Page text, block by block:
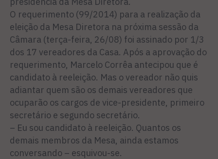
O requerimento (99/2014) para a realização da
eleição da Mesa Diretora na próxima sessão da
Câmara (terça-feira, 26/08) foi assinado por 1/3
dos 17 vereadores da Casa. Após a aprovação do
requerimento, Marcelo Corrêa antecipou que é
candidato à reeleição. Mas o vereador não quis
adiantar quem são os demais vereadores que
ocuparão os cargos de vice-presidente, primeiro
secretário e segundo secretário.
– Eu sou candidato à reeleição. Quantos os
demais membros da Mesa, ainda estamos
conversando – esquivou-se.